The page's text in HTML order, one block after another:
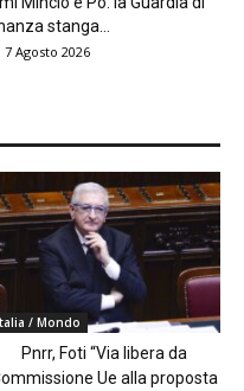
stanga...
7 Agosto 2026
/ Mondo
Pnrr, Foti “Via libera da
Ue alla proposta